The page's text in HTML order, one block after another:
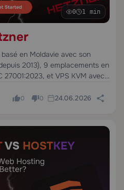
0 1 min
en Moldavie avec son
2013), 9 emplacements en
et VPS KVM avec
un excellent rapport prix-
0 0 24.06.2026